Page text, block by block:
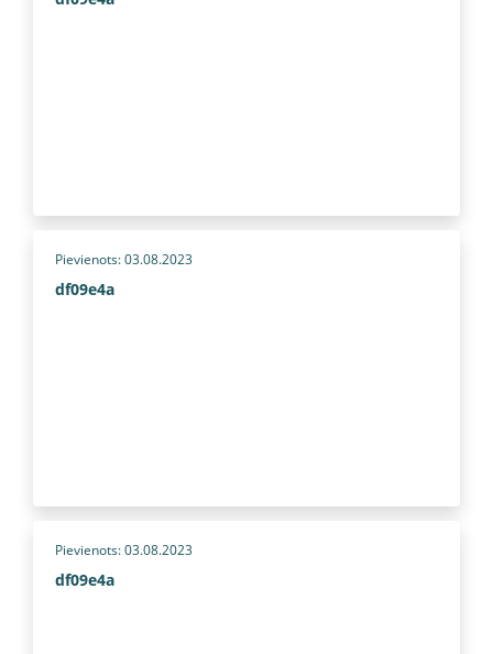
Pievienots: 03.08.2023
df09e4a
Pievienots: 03.08.2023
df09e4a